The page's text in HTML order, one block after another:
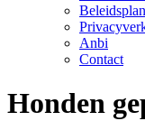
Anbi
Contact
Honden